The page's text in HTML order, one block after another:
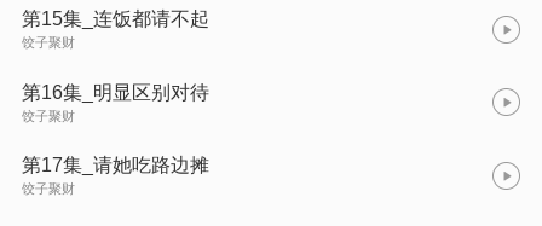
第15集_连饭都请不起
饺子聚财
第16集_明显区别对待
饺子聚财
第17集_请她吃路边摊
饺子聚财